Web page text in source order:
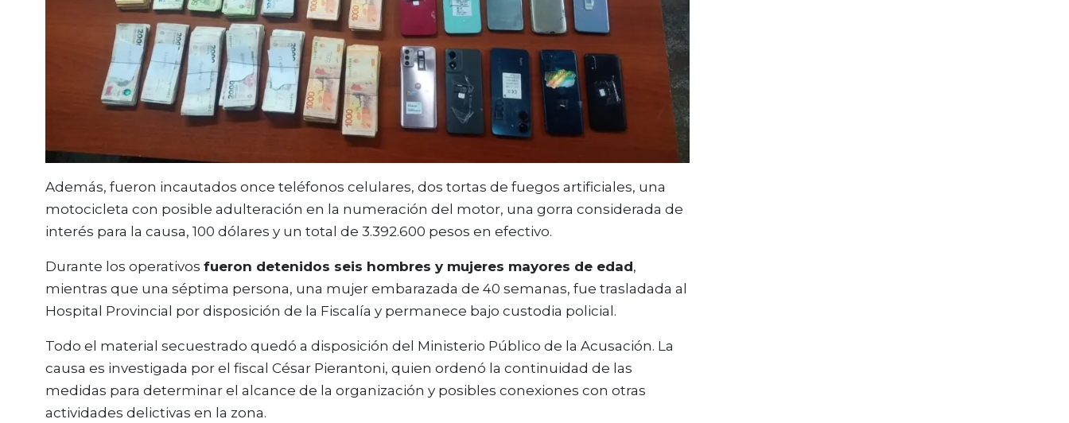
Además, fueron incautados once teléfonos celulares, dos tortas de fuegos artificiales, una
motocicleta con posible adulteración en la numeración del motor, una gorra considerada de
interés para la causa, 100 dólares y un total de 3.392.600 pesos en efectivo.
Durante los operativos fueron detenidos seis hombres y mujeres mayores de edad,
mientras que una séptima persona, una mujer embarazada de 40 semanas, fue trasladada al
Hospital Provincial por disposición de la Fiscalía y permanece bajo custodia policial.
Todo el material secuestrado quedó a disposición del Ministerio Público de la Acusación. La
causa es investigada por el fiscal César Pierantoni, quien ordenó la continuidad de las
medidas para determinar el alcance de la organización y posibles conexiones con otras
actividades delictivas en la zona.